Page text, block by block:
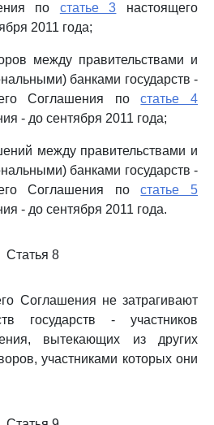
по статье 3 настоящего
2011 года;
между правительствами и
банками государств -
Соглашения постатье 4
- до сентября 2011 года;
между правительствами и
банками государств -
Соглашения постатье 5
- до сентября 2011 года.
Статья 8
Соглашения не затрагивают
государств - участников
вытекающих из других
участниками которых они